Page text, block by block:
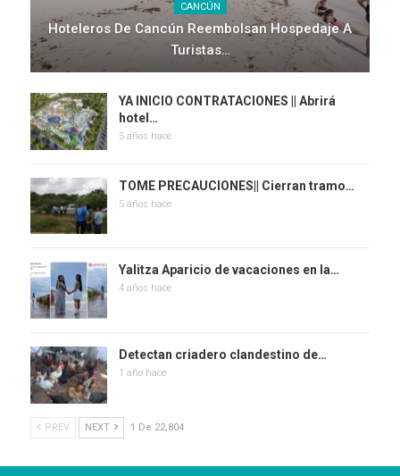
CANCÚN
Hoteleros De Cancún Reembolsan Hospedaje A
Turistas…
YA INICIO CONTRATACIONES || Abrirá
hotel…
5 años hace
TOME PRECAUCIONES|| Cierran tramo…
5 años hace
Yalitza Aparicio de vacaciones en la…
4 años hace
Detectan criadero clandestino de…
1 año hace
PREV NEXT 1 De 22,804